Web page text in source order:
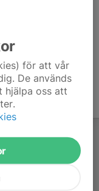
för att vår
De används
hjälpa oss att